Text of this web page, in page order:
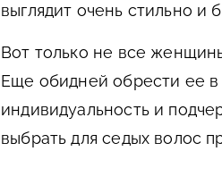
выглядит очень стильно и
Вот только не все
Еще обидней обрести ее
индивидуальность и
выбрать для седых волос